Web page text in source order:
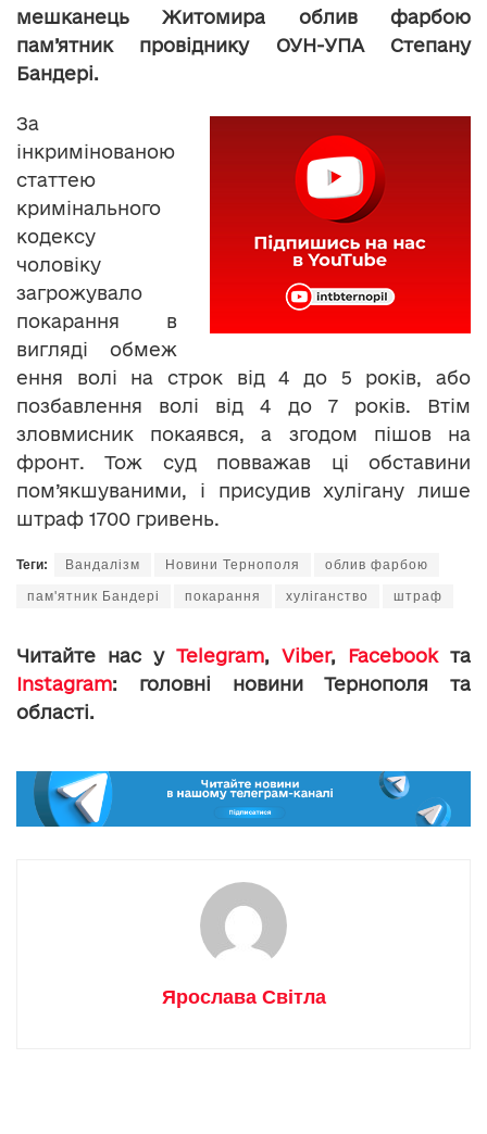
мешканець Житомира облив фарбою
пам’ятник провіднику ОУН-УПА Степану
Бандері.
За
інкримінованою
статтею
кримінального
кодексу
чоловіку
загрожувало
покарання в
вигляді обмеж
ення волі на строк від 4 до 5 років, або
позбавлення волі від 4 до 7 років. Втім
зловмисник покаявся, а згодом пішов на
фронт. Тож суд повважав ці обставини
пом’якшуваними, і присудив хулігану лише
штраф 1700 гривень.
Теги: Вандалізм Новини Тернополя облив фарбою
пам'ятник Бандері покарання хуліганство штраф
Читайте нас у Telegram, Viber, Facebookта
Instagram: головні новини Тернополя та
області.
Ярослава Світла